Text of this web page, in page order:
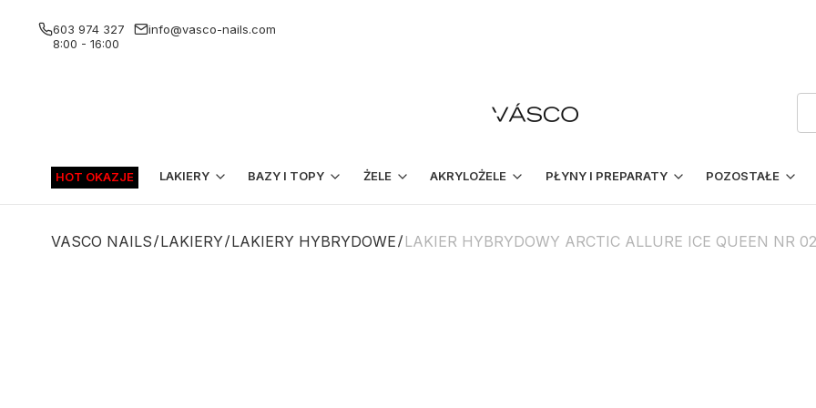
603 974 327
8:00 - 16:00
info@vasco-nails.com
HOT OKAZJE LAKIERY BAZY I TOPY ŻELE AKRYLOŻELE PŁYNY I PREPARATY POZOSTAŁE
VASCO NAILS LAKIERY LAKIERY HYBRYDOWE LAKIER HYBRYDOWY ARCTIC ALLURE ICE QUEEN NR